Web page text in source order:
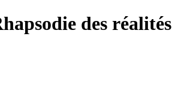
des réalités